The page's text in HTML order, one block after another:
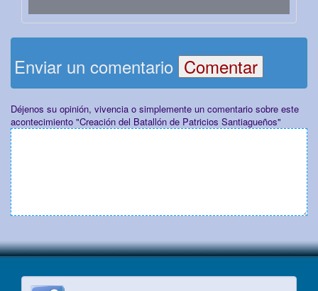
Enviar un comentario
Déjenos su opinión, vivencia o simplemente un comentario sobre este
acontecimiento "Creación del Batallón de Patricios Santiagueños"